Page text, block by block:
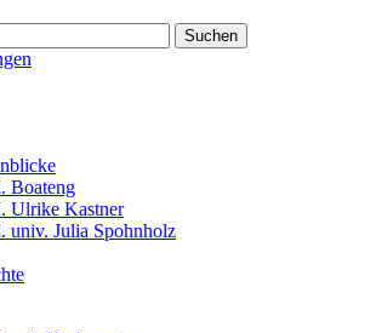
Suchen
Boateng
Ulrike Kastner
univ. Julia Spohnholz